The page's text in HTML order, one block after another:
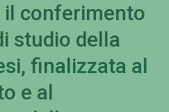
conferimento
studio della
finalizzata al
e al